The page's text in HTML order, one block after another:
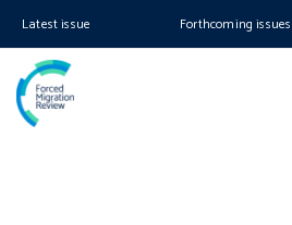
Latest issue Forthcoming issues